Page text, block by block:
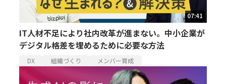
07:41
IT人材不足により社内改革が進まない。中小企業が
デジタル格差を埋めるために必要な方法
DX 組織づくり メンバー育成